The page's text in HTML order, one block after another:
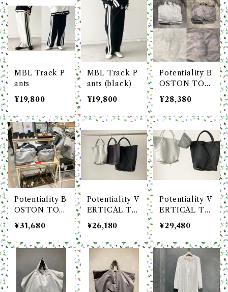
MBL Track P
ants
¥19,800
MBL Track P
ants (black)
¥19,800
Potentiality B
OSTON TOT
E Deerskin Re
cycle Nylon /
S
¥28,380
Potentiality B
OSTON TOT
E Deerskin Re
cycle Nylon /
M
¥31,680
Potentiality V
ERTICAL TO
TE Deerskin
Recycle Nylo
n / S
¥26,180
Potentiality V
ERTICAL TO
TE Deerskin
Recycle Nylo
n / M
¥29,480